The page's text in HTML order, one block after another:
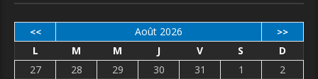
<< Août 2026 >>
L M M J V S
D
27
28 29 30 31 1
2